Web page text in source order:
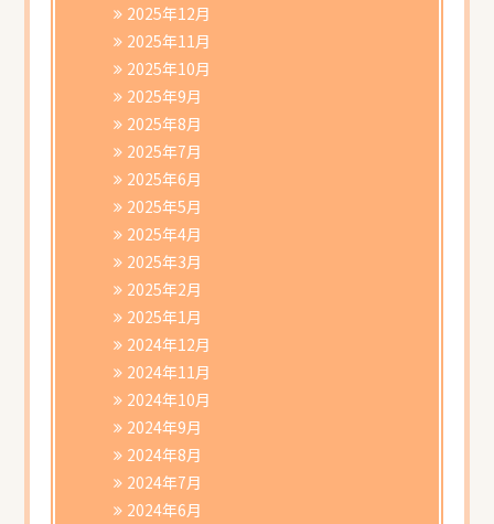
2025年12月
2025年11月
2025年10月
2025年9月
2025年8月
2025年7月
2025年6月
2025年5月
2025年4月
2025年3月
2025年2月
2025年1月
2024年12月
2024年11月
2024年10月
2024年9月
2024年8月
2024年7月
2024年6月
書類ダウンロード